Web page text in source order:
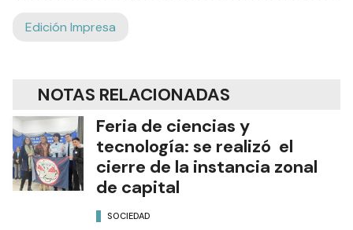
Edición Impresa
NOTAS RELACIONADAS
Feria de ciencias y
tecnología: se realizó el
cierre de la instancia zonal
de capital
SOCIEDAD